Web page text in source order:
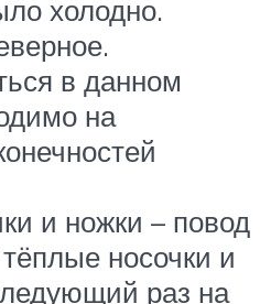
холодно.
в данном
на
и ножки – повод
носочки и
раз на